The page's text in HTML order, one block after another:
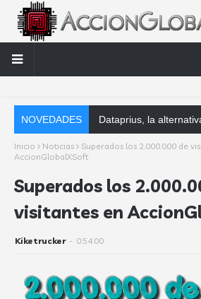
NOVEDADES Softwar
Inicio Noticias
Superados los 2.000.000 de
AccionGlobalXSoft
Superados los
visitantes en
Kiketrucker - 0:54:00